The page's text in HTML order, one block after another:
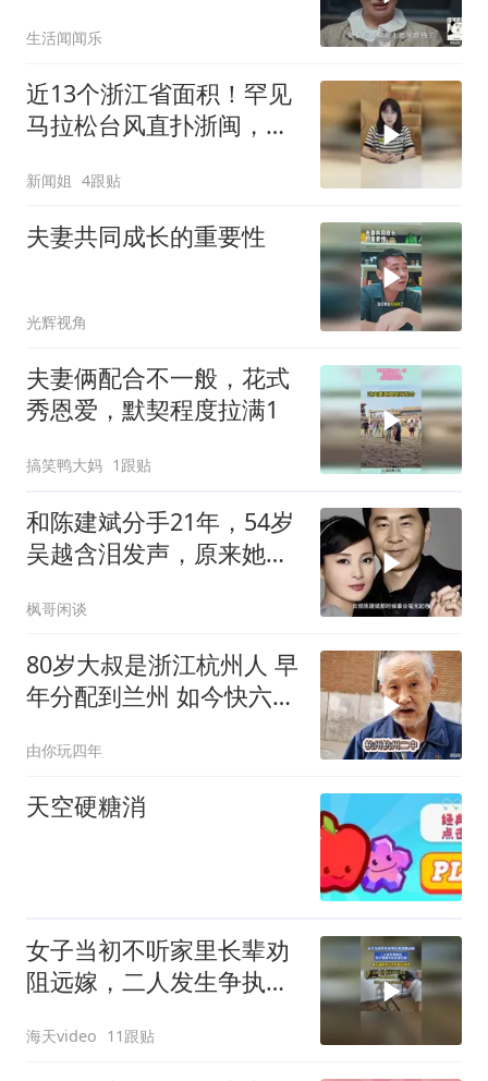
生活闻闻乐
近13个浙江省面积！罕见
马拉松台风直扑浙闽，十
新闻姐 4跟贴
夫妻共同成长的重要性
光辉视角
夫妻俩配合不一般，花式
秀恩爱，默契程度拉满1
搞笑鸭大妈 1跟贴
和陈建斌分手21年，54岁
吴越含泪发声，原来她和
枫哥闲谈
80岁大叔是浙江杭州人 早
年分配到兰州 如今快六十
由你玩四年
天空硬糖消
女子当初不听家里长辈劝
阻远嫁，二人发生争执
砸，事后道歉称没有控制
海天video 11跟贴